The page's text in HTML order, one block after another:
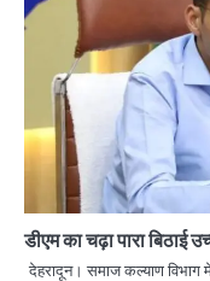
डीएम का चढ़ा पारा बिठाई
देहरादून। समाज कल्याण